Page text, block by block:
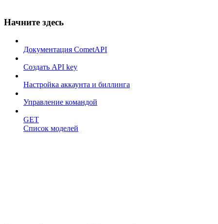
Начните здесь
Документация CometAPI
Создать API key
Настройка аккаунта и биллинга
Управление командой
GET
Список моделей